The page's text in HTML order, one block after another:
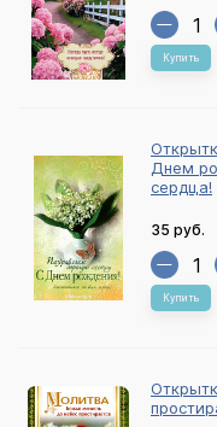
Купить
Днем
сердца!
35 руб.
Купить